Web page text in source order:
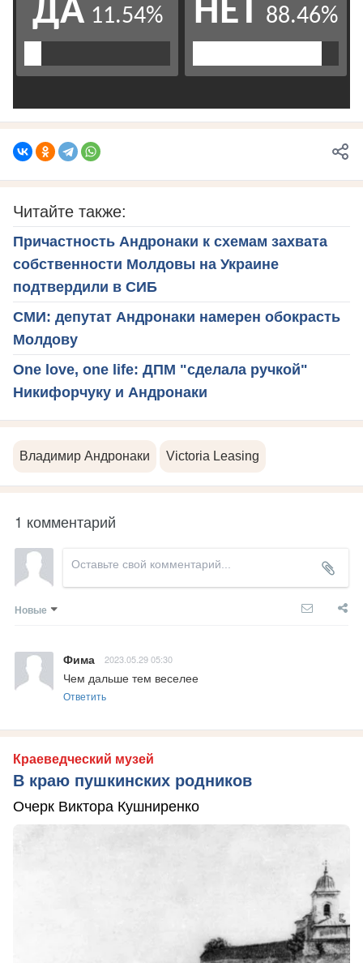
Читайте также:
Причастность Андронаки к схемам захвата
собственности Молдовы на Украине
подтвердили в СИБ
СМИ: депутат Андронаки намерен обокрасть
Молдову
One love, one life: ДПМ "сделала ручкой"
Никифорчуку и Андронаки
Владимир Андронаки Victoria Leasing
1 комментарий
Новые
Фима 2023.05.29 05:30
Чем дальше тем веселее
Ответить
Краеведческий музей
В краю пушкинских родников
Очерк Виктора Кушниренко